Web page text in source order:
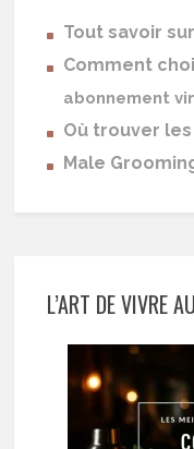
Tout savoir sur
Comment
abonnement
Où trouver les
Male
L’ART DE VIVRE